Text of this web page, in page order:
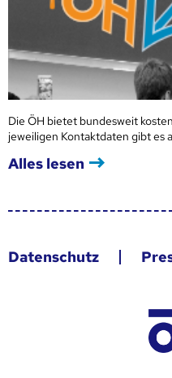
Die ÖH bietet bundesweit
jeweiligen Kontaktdaten gibt es
Alles lesen
Datenschutz